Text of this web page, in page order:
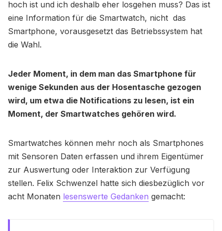
hoch ist und ich deshalb eher losgehen muss? Das ist
eine Information für die Smartwatch, nicht das
Smartphone, vorausgesetzt das Betriebssystem hat
die Wahl.
Jeder Moment, in dem man das Smartphone für
wenige Sekunden aus der Hosentasche gezogen
wird, um etwa die Notifications zu lesen, ist ein
Moment, der Smartwatches gehören wird.
Smartwatches können mehr noch als Smartphones
mit Sensoren Daten erfassen und ihrem Eigentümer
zur Auswertung oder Interaktion zur Verfügung
stellen. Felix Schwenzel hatte sich diesbezüglich vor
acht Monaten lesenswerte Gedanken gemacht: